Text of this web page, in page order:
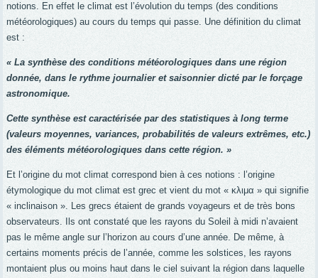
notions. En effet le climat est l’évolution du temps (des conditions
météorologiques) au cours du temps qui passe. Une définition du climat
est :
« La synthèse des conditions météorologiques dans une région
donnée, dans le rythme journalier et saisonnier dicté par le forçage
astronomique.
Cette synthèse est caractérisée par des statistiques à long terme
(valeurs moyennes, variances, probabilités de valeurs extrêmes, etc.)
des éléments météorologiques dans cette région. »
Et l’origine du mot climat correspond bien à ces notions : l’origine
étymologique du mot climat est grec et vient du mot « κλιμα » qui signifie
« inclinaison ». Les grecs étaient de grands voyageurs et de très bons
observateurs. Ils ont constaté que les rayons du Soleil à midi n’avaient
pas le même angle sur l’horizon au cours d’une année. De même, à
certains moments précis de l’année, comme les solstices, les rayons
montaient plus ou moins haut dans le ciel suivant la région dans laquelle